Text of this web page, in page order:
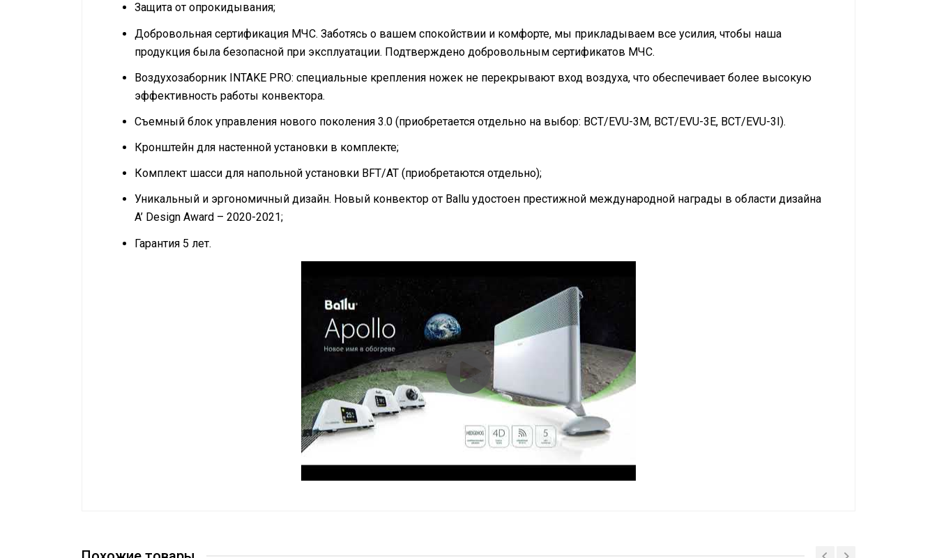
Защита от опрокидывания;
Добровольная сертификация МЧС. Заботясь о вашем спокойствии и комфорте, мы прикладываем все усилия, чтобы наша
продукция была безопасной при эксплуатации. Подтверждено добровольным сертификатов МЧС.
Воздухозаборник INTAKE PRO: специальные крепления ножек не перекрывают вход воздуха, что обеспечивает более высокую
эффективность работы конвектора.
Съемный блок управления нового поколения 3.0 (приобретается отдельно на выбор: BCT/EVU-3M, BCT/EVU-3E, BCT/EVU-3I).
Кронштейн для настенной установки в комплекте;
Комплект шасси для напольной установки BFT/AT (приобретаются отдельно);
Уникальный и эргономичный дизайн. Новый конвектор от Ballu удостоен престижной международной награды в области дизайна
A’ Design Award – 2020-2021;
Гарантия 5 лет.
Гарантийный срок